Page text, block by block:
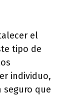
el
tipo de
individuo,
que